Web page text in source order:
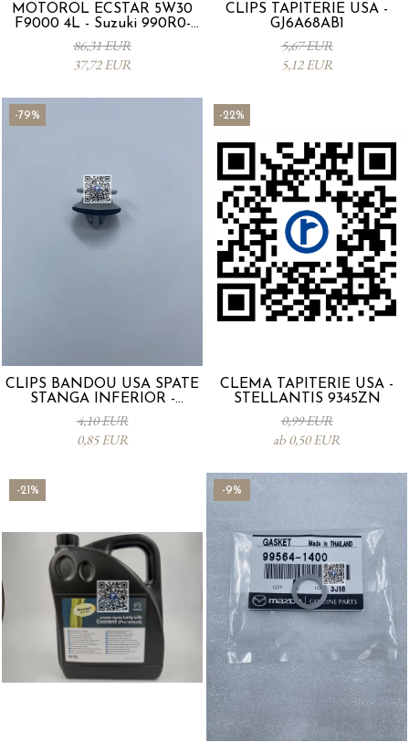
MOTORÖL ECSTAR 5W30
F9000 4L - Suzuki 990R0-
21E72-004
86,31 EUR
37,72 EUR
CLIPS TAPITERIE USA -
GJ6A68AB1
5,67 EUR
5,12 EUR
-79%
CLIPS BANDOU USA SPATE
STANGA INFERIOR -
KD5351SJ3A
4,10 EUR
0,85 EUR
-22%
CLEMA TAPITERIE USA -
STELLANTIS 9345ZN
0,99 EUR
ab 0,50 EUR
-21% -9%